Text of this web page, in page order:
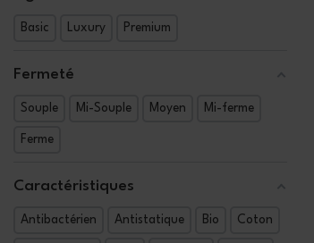
Basic Luxury Premium
Fermeté
Souple Mi-Souple Moyen Mi-ferme
Ferme
Caractéristiques
Antibactérien Antistatique Bio Coton